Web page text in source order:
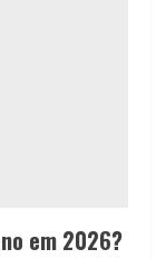
em 2026?